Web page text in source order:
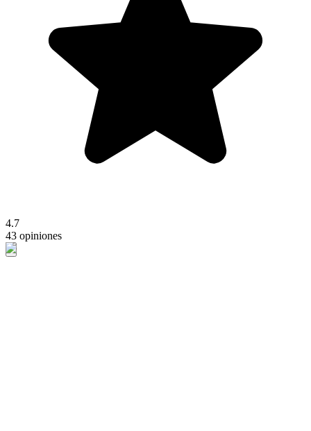
4.7
43 opiniones